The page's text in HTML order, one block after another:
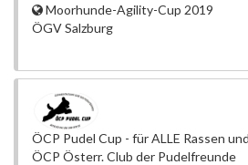
Moorhunde-Agility-Cup 2019
ÖGV Salzburg
ÖCP Pudel Cup - für ALLE Rassen
ÖCP Österr. Club der Pudelfreunde